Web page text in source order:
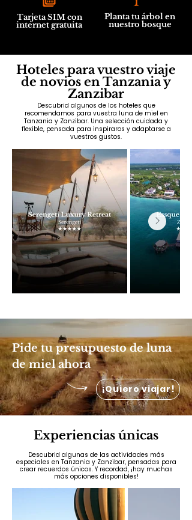
Tarjeta SIM con
internet gratuita
Planta tu árbol en
nuestro bosque
Hoteles para vuestro viaje
de novios en Tanzania y
Zanzibar
Descubrid algunos de los hoteles que
recomendamos para vuestra luna de miel en
Tanzania y Zanzibar. Una selección cuidada y
flexible, pensada para inspiraros y adaptarse a
vuestros gustos.
Pide tu presupuesto de luna
de miel ahora
¡Quiero viajar!
Experiencias únicas
Descubrid algunas de las actividades más
especiales en Tanzania y Zanzibar, pensadas para
crear recuerdos únicos. Y recordad, ¡hay muchas
más opciones disponibles!